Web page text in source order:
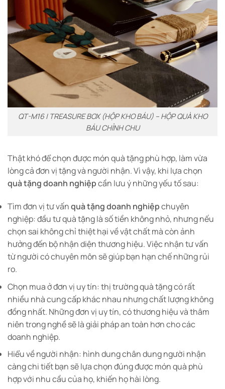
QT-M16 | TREASURE BOX (HỘP KHO BÁU) – HỘP QUÀ KHO
BÁU CHỈNH CHU
Thật khó để chọn được món quà tặng phù hợp, làm vừa
lòng cả đơn vị tặng và người nhận. Vì vậy, khi lựa chọn
quà tặng doanh nghiệpcần lưu ý những yếu tố sau:
Tìm đơn vị tư vấnquà tặng doanh nghiệpchuyên
nghiệp: đầu tư quà tặng là số tiền không nhỏ, nhưng nếu
chọn sai không chỉ thiệt hại về vật chất mà còn ảnh
hưởng đến bộ nhận diện thương hiệu. Việc nhận tư vấn
từ người có chuyên môn sẽ giúp bạn hạn chế những rủi
ro.
Chọn mua ở đơn vị uy tín: thị trường quà tặngcó rất
nhiều nhà cung cấp khác nhau nhưng chất lượng không
đồng nhất. Những đơn vị uy tín, có thương hiệu và thâm
niên trong nghề sẽ là giải pháp an toàn hơn cho các
doanh nghiệp.
Hiểu về người nhận: hình dung chân dung người nhận
càng chi tiết bạn sẽ lựa chọn đúng được món quà phù
hợp với nhu cầu của họ, khiến họ hài lòng.